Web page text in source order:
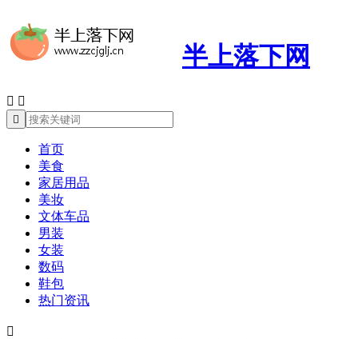
半上落下网
 

首页
美食
家居用品
美妆
文体车品
男装
女装
数码
鞋包
热门资讯
